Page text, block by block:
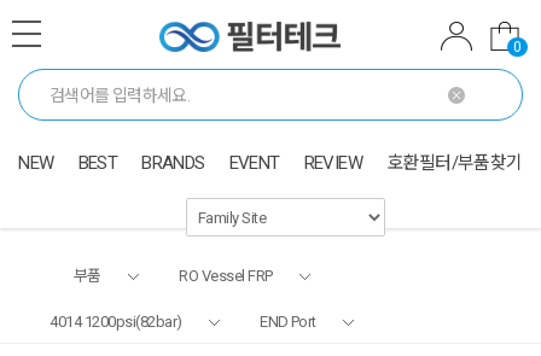
0
NEW BEST BRANDS EVENT REVIEW 호환필터/부품찾기
부품 RO Vessel FRP
4014 1200psi(82bar) END Port